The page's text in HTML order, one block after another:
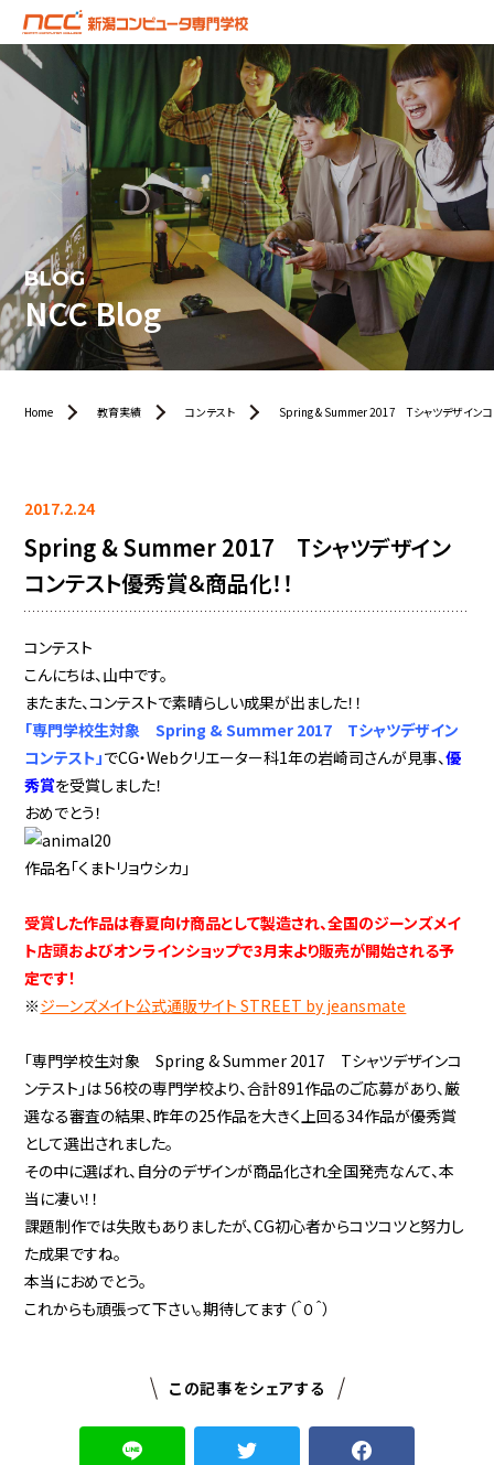
BLOG
NCC Blog
Home 教育実績 コンテスト Spring & Summer 2017 Tシャツデザインコ
2017.2.24
Spring & Summer 2017 Tシャツデザイン
コンテスト優秀賞＆商品化！！
コンテスト
こんにちは、山中です。
またまた、コンテストで素晴らしい成果が出ました！！
「専門学校生対象 Spring & Summer 2017 Tシャツデザイン
コンテスト」でCG・Webクリエーター科1年の岩崎司さんが見事、優
秀賞を受賞しました！
おめでとう！
作品名「くまトリョウシカ」
受賞した作品は春夏向け商品として製造され、全国のジーンズメイ
ト店頭およびオンラインショップで3月末より販売が開始される予
定です！
※ジーンズメイト公式通販サイト STREET by jeansmate
「専門学校生対象 Spring & Summer 2017 Tシャツデザインコ
ンテスト」は 56校の専門学校より、合計891作品のご応募があり、厳
選なる審査の結果、昨年の25作品を大きく上回る34作品が優秀賞
として選出されました。
その中に選ばれ、自分のデザインが商品化され全国発売なんて、本
当に凄い！！
課題制作では失敗もありましたが、CG初心者からコツコツと努力し
た成果ですね。
本当におめでとう。
これからも頑張って下さい。期待してます（＾０＾）
この記事をシェアする